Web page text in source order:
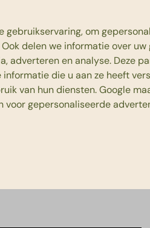
ondergrond
Bulten:
gebruikservaring, om
delen we informatie over uw
adverteren en analyse. Deze
die u aan ze heeft
van hun diensten.Google
gepersonaliseerde